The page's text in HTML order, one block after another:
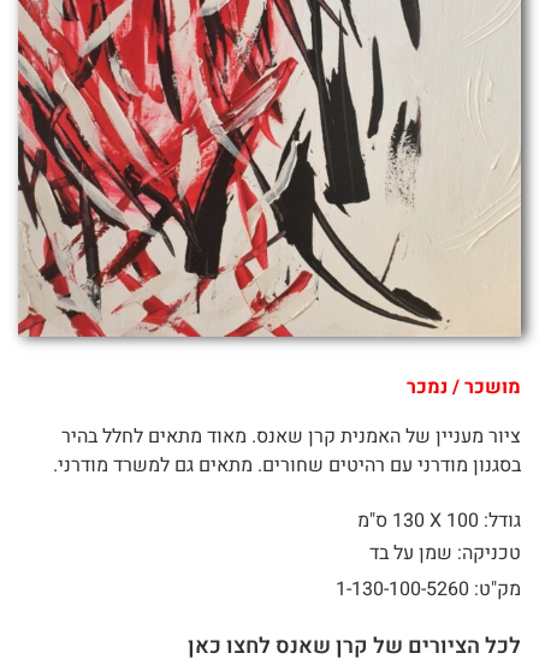
מושכר / נמכר
ציור מעניין של האמנית קרן שאנס. מאוד מתאים לחלל בהיר
בסגנון מודרני עם רהיטים שחורים. מתאים גם למשרד מודרני.
גודל: 100 X
130 ס"מ
טכניקה: שמן על בד
מק"ט: 1-130-100-5260
לכל הציורים של קרן שאנס לחצו כאן